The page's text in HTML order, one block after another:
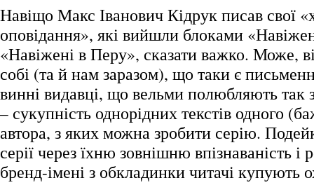
Навіщо Макс Іванович Кідрук писав свої
оповідання», які вийшли блоками
«Навіжені в Перу», сказати важко. Може,
собі (та й нам заразом), що таки є
винні видавці, що вельми полюбляють так
– сукупність однорідних текстів одного
автора, з яких можна зробити серію.
серії через їхню зовнішню впізнаваність і
бренд-імені з обкладинки читачі купують